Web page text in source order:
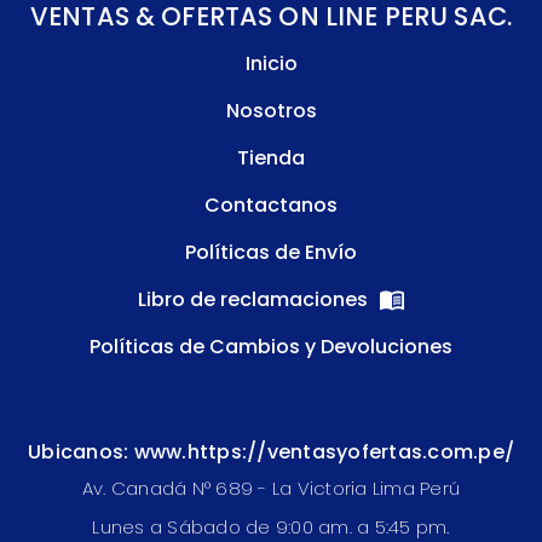
VENTAS & OFERTAS ON LINE PERU SAC.
Inicio
Nosotros
Tienda
Contactanos
Políticas de Envío
Libro de reclamaciones
Políticas de Cambios y Devoluciones
Ubicanos: www.https://ventasyofertas.com.pe/
Av. Canadá N° 689 - La Victoria Lima Perú
Lunes a Sábado de 9:00 am. a 5:45 pm.